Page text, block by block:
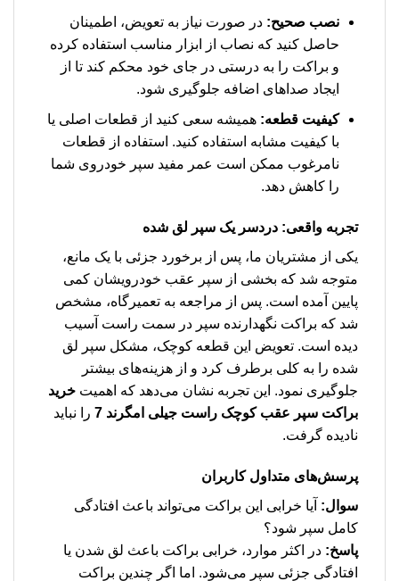
نصب صحیح: در صورت نیاز به تعویض، اطمینان
حاصل کنید که نصاب از ابزار مناسب استفاده کرده
و براکت را به درستی در جای خود محکم کند تا از
ایجاد صداهای اضافه جلوگیری شود.
کیفیت قطعه: همیشه سعی کنید از قطعات اصلی یا
با کیفیت مشابه استفاده کنید. استفاده از قطعات
نامرغوب ممکن است عمر مفید سپر خودروی شما
را کاهش دهد.
تجربه واقعی: دردسر یک سپر لق شده
یکی از مشتریان ما، پس از برخورد جزئی با یک مانع،
متوجه شد که بخشی از سپر عقب خودرویشان کمی
پایین آمده است. پس از مراجعه به تعمیرگاه، مشخص
شد که براکت نگهدارنده سپر در سمت راست آسیب
دیده است. تعویض این قطعه کوچک، مشکل سپر لق
شده را به کلی برطرف کرد و از هزینه‌های بیشتر
جلوگیری نمود. این تجربه نشان می‌دهد که اهمیت خرید
براکت سپر عقب کوچک راست جیلی امگرند 7
را نباید
نادیده گرفت.
پرسش‌های متداول کاربران
سوال: آیا خرابی این براکت می‌تواند باعث افتادگی
کامل سپر شود؟
پاسخ: در اکثر موارد، خرابی براکت باعث لق شدن یا
افتادگی جزئی سپر می‌شود. اما اگر چندین براکت